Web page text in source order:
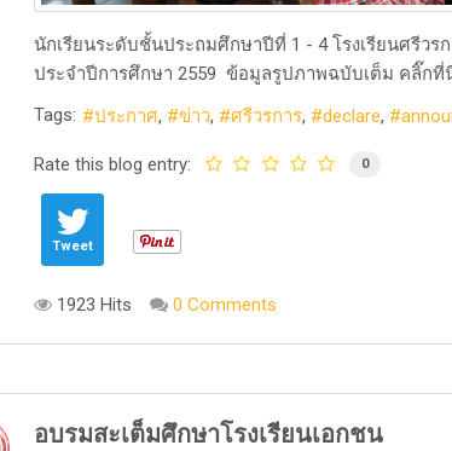
นักเรียนระดับชั้นประถมศึกษาปีที่ 1 - 4 โรงเรียนศรีวร
ประจำปีการศึกษา 2559 ​ข้อมูลรูปภาพฉบับเต็ม คลิ๊กที่
Tags:
ประกาศ ข่าว ศรีวรการ declare
Rate this blog entry: 0
Tweet
1923 Hits 0 Comments
อบรมสะเต็มศึกษาโรงเรียนเอกชน